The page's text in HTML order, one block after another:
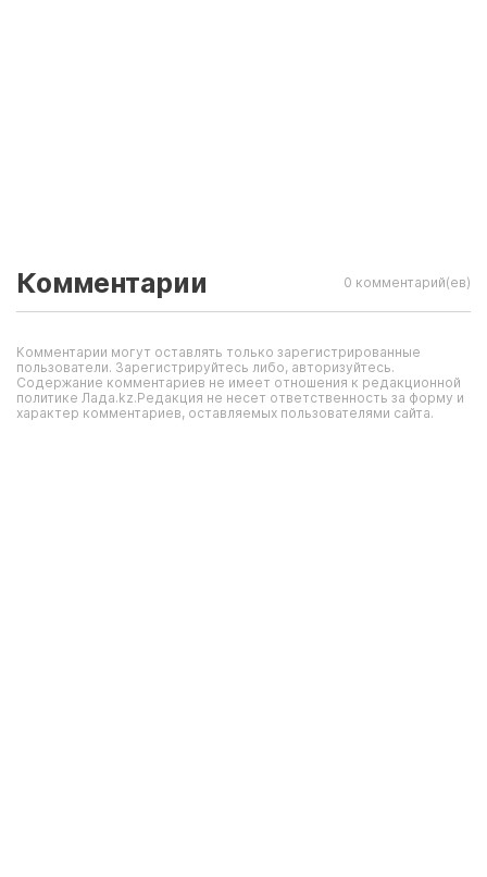
Комментарии 0 комментарий(ев)
Комментарии могут оставлять только зарегистрированные
пользователи. Зарегистрируйтесь либо, авторизуйтесь.
Содержание комментариев не имеет отношения к редакционной
политике Лада.kz.Редакция не несет ответственность за форму и
характер комментариев, оставляемых пользователями сайта.